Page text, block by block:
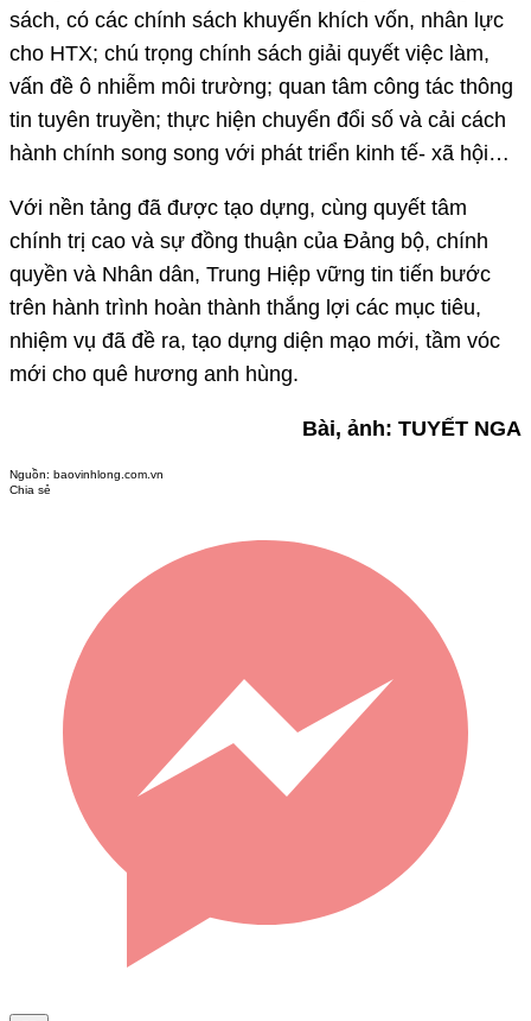
sách, có các chính sách khuyến khích vốn, nhân lực
cho HTX; chú trọng chính sách giải quyết việc làm,
vấn đề ô nhiễm môi trường; quan tâm công tác thông
tin tuyên truyền; thực hiện chuyển đổi số và cải cách
hành chính song song với phát triển kinh tế- xã hội…
Với nền tảng đã được tạo dựng, cùng quyết tâm
chính trị cao và sự đồng thuận của Đảng bộ, chính
quyền và Nhân dân, Trung Hiệp vững tin tiến bước
trên hành trình hoàn thành thắng lợi các mục tiêu,
nhiệm vụ đã đề ra, tạo dựng diện mạo mới, tầm vóc
mới cho quê hương anh hùng.
Bài, ảnh: TUYẾT NGA
Nguồn: baovinhlong.com.vn
Chia sẻ